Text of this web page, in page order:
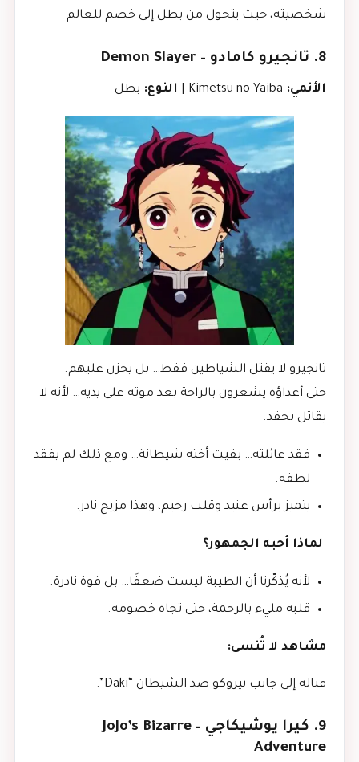
شخصيته، حيث يتحول من بطل إلى خصم للعالم
8. تانجيرو كامادو – Demon Slayer
الأنمي: النوع: بطل
تانجيرو لا يقتل الشياطين فقط… بل يحزن عليهم.
حتى أعداؤه يشعرون بالراحة بعد موته على يديه… لأنه لا
يقاتل بحقد.
فقد عائلته… بقيت أخته شيطانة… ومع ذلك لم يفقد
لطفه.
يتميز برأس عنيد وقلب رحيم، وهذا مزيج نادر.
لماذا أحبه الجمهور؟
لأنه يُذكّرنا أن الطيبة ليست ضعفًا… بل قوة نادرة.
قلبه مليء بالرحمة، حتى تجاه خصومه.
مشاهد لا تُنسى:
قتاله إلى جانب نيزوكو ضد الشيطان “Daki”.
9. كيرا يوشيكاجي – JoJo’s Bizarre
Adventure